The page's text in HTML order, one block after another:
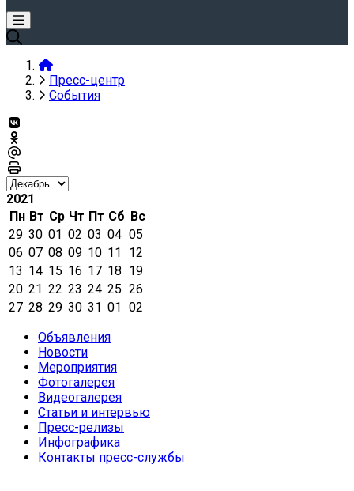
Пресс-центр
События
2021
Пн Вт Ср Чт Пт Сб Вс
29 30 01 02 03 04 05
06 07 08 09 10 11
12
13 14 15 16 17 18 19
20 21 22 23 24 25 26
27 28 29 30 31 01 02
Объявления
Новости
Мероприятия
Фотогалерея
Видеогалерея
Статьи и интервью
Пресс-релизы
Инфографика
Контакты пресс-службы